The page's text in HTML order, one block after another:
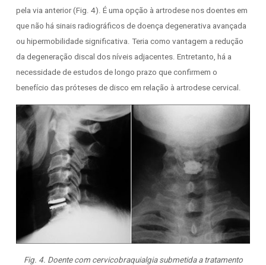
pela via anterior (Fig. 4). É uma opção à artrodese nos doentes em
que não há sinais radiográficos de doença degenerativa avançada
ou hipermobilidade significativa. Teria como vantagem a redução
da degeneração discal dos níveis adjacentes. Entretanto, há a
necessidade de estudos de longo prazo que confirmem o
benefício das próteses de disco em relação à artrodese cervical.
Fig. 4. Doente com cervicobraquialgia submetida a tratamento